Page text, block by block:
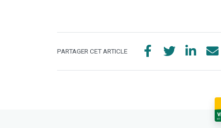
PARTAGER CET ARTICLE